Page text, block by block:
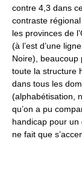
contre 4,3 dans
contraste
les provinces de
(à l’est d’une
Noire), beaucoup
toute la structure
dans tous les
(alphabétisation,
qu’on a pu
handicap pour
ne fait que